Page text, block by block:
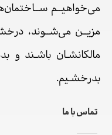
می‌خواهیــم
مزیــن می‌شــوند،
مالکانشـان باشـند و
بدرخشـیم.
تماس با ما